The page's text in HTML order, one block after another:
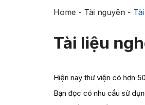
Home - Tài nguyên-
Tài liệu
Hiện nay thư viện có hơn
Bạn đọc có nhu cầu sử